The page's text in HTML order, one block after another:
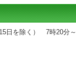
を除く） 7時20分～